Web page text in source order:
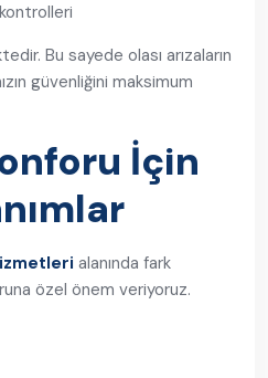
Bu sayede olası arızaların
güvenliğini maksimum
İçin
alanında fark
özel önem veriyoruz.